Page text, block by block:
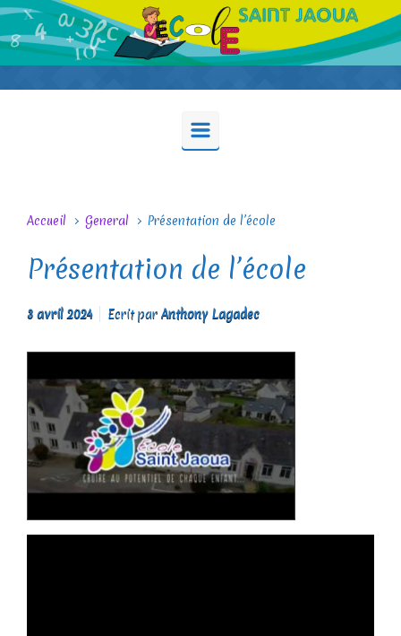
Skip to main content
Accueil General Présentation de l’école
Présentation de l’école
3 avril 2024 Ecrit par Anthony Lagadec